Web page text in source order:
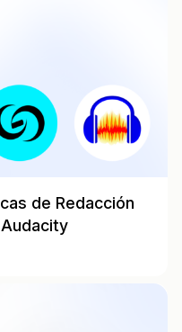
de Redacción